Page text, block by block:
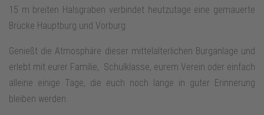
15 m breiten Halsgraben verbindet heutzutage eine gemauerte
Brücke Hauptburg und Vorburg.
Genießt die Atmosphäre dieser mittelalterlichen Burganlage und
erlebt mit eurer Familie, Schulklasse, eurem Verein oder einfach
alleine einige Tage, die euch noch lange in guter Erinnerung
bleiben werden.